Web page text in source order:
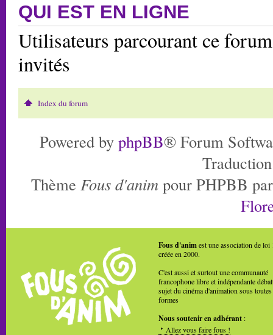
QUI EST EN LIGNE
Utilisateurs parcourant ce
invités
Index du forum
Powered by phpBB® Forum
Thème Fous d'anim pour PHPBB
Fous d'animest une association de loi
créée en 2000.
C'est aussi et surtout une communauté
francophone libre et indépendante
sujet du cinéma d'animation sous toutes
formes
Nous soutenir en adhérant :
Allez vous faire fous !